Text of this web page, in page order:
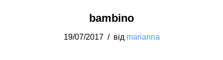
bambino
19/07/2017 від marianna